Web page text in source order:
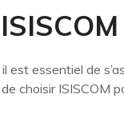
est essentiel de
choisir ISISCOM